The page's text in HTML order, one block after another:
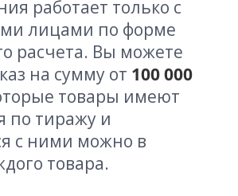
работает только с
лицами по форме
расчета. Вы можете
на сумму от 100 000
товары имеют
по тиражу и
с ними можно в
товара.